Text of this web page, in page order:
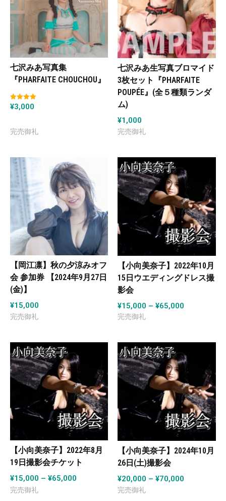
七沢みあ写真集
『PHARFAITE CHOUCHOU』
5段階中
5.00
¥3,000
七沢みあ生写真ブロマイド
3枚セット『PHARFAITE
POUPÉE』(全５種類ランダ
ム)
¥1,000
【岡江凛】秋の夕涼みオフ
会 参加券 【2024年9月27日
(金)】
¥15,000
【小向美奈子】2022年10月
15日ウエディングドレス撮
影会
¥15,000 – ¥65,000
【小向美奈子】2022年8月
19日撮影会チケット
¥15,000 – ¥65,000
【小向美奈子】2024年10月
26日(土)撮影会
¥20,000 – ¥70,000